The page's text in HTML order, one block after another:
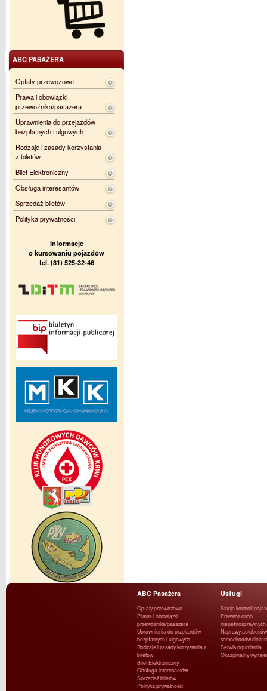
ABC PASAŻERA
Opłaty przewozowe
Prawa i obowiązki
przewoźnika/pasażera
Uprawnienia do przejazdów
bezpłatnych i ulgowych
Rodzaje i zasady korzystania
z biletów
Bilet Elektroniczny
Obsługa interesantów
Sprzedaż biletów
Polityka prywatności
Informacje
o kursowaniu pojazdów
tel. (81) 525-32-46
ABC Pasażera
Opłaty przewozowe
Prawa i obowiązki
przewoźnika/pasażera
Uprawnienia do przejazdów
bezpłatnych i ulgowych
Rodzaje i zasady korzystania z
biletów
Bilet Elektroniczny
Obsługa interesantów
Sprzedaż biletów
Polityka prywatności
Usługi
Stacja kontroli
Przewóz osób
niepełnosprawnych
Naprawy
samochodów
Serwis ogumienia
Okazjonalny